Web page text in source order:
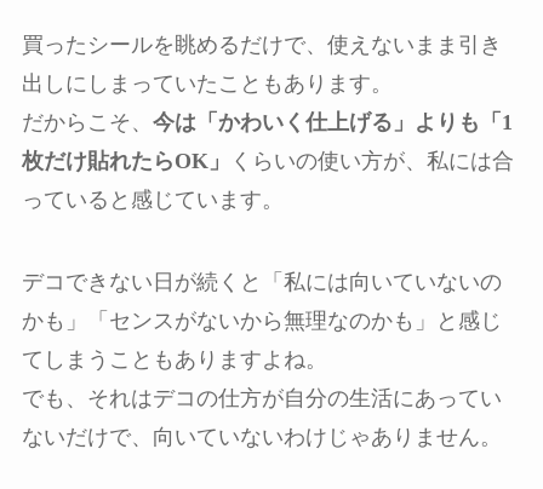
買ったシールを眺めるだけで、使えないまま引き
出しにしまっていたこともあります。
だからこそ、 今は「かわいく仕上げる」よりも「1
枚だけ貼れたらOK」
くらいの使い方が、私には合
っていると感じています。
デコできない日が続くと「私には向いていないの
かも」「センスがないから無理なのかも」と感じ
てしまうこともありますよね。
でも、それはデコの仕方が自分の生活にあってい
ないだけで、向いていないわけじゃありません。